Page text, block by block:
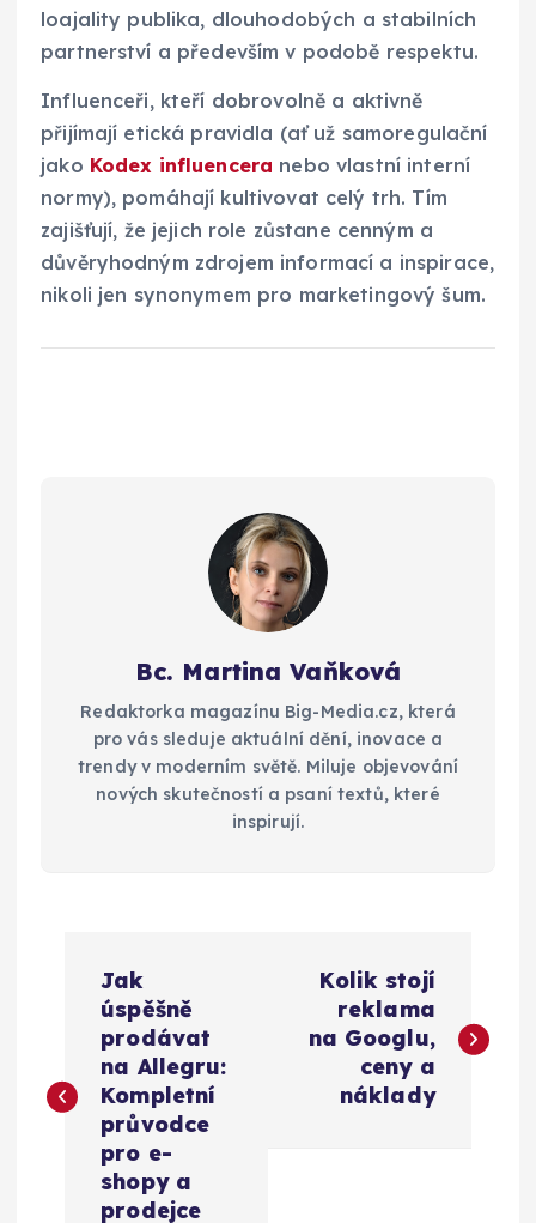
loajality publika, dlouhodobých a stabilních
partnerství a především v podobě respektu.
Influenceři, kteří dobrovolně a aktivně
přijímají etická pravidla (ať už samoregulační
jako Kodex influencera nebo vlastní interní
normy), pomáhají kultivovat celý trh. Tím
zajišťují, že jejich role zůstane cenným a
důvěryhodným zdrojem informací a inspirace,
nikoli jen synonymem pro marketingový šum.
Bc. Martina Vaňková
Redaktorka magazínu Big-Media.cz, která
pro vás sleduje aktuální dění, inovace a
trendy v moderním světě. Miluje objevování
nových skutečností a psaní textů, které
inspirují.
v
Jak
úspěšně
prodávat
na Allegru:
Kompletní
průvodce
pro e-
shopy a
prodejce
Kolik stojí
reklama
na Googlu,
ceny a
náklady